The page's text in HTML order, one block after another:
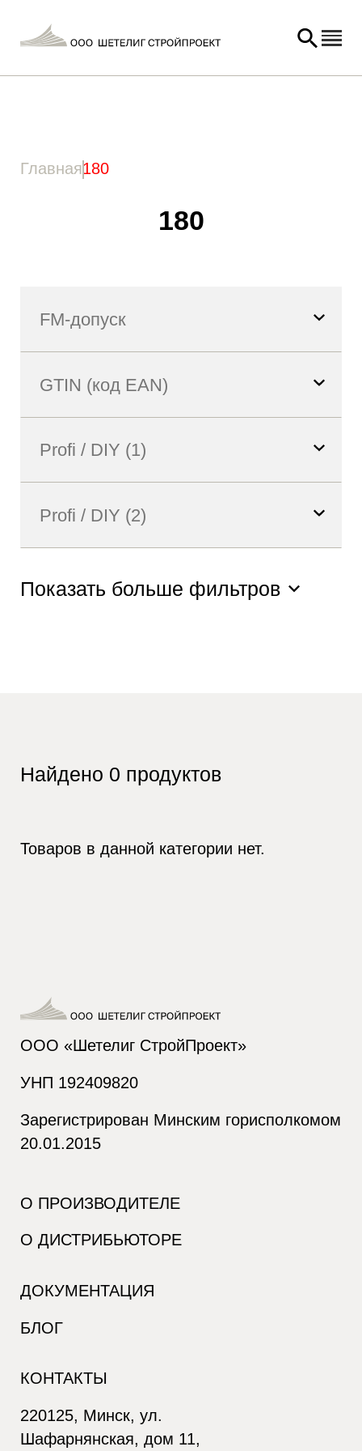
Главная180
180
Показать больше фильтров
Найдено 0 продуктов
Товаров в данной категории нет.
ООО «Шетелиг СтройПроект»
УНП 192409820
Зарегистрирован Минским горисполкомом
20.01.2015
О ПРОИЗВОДИТЕЛЕ
О ДИСТРИБЬЮТОРЕ
ДОКУМЕНТАЦИЯ
БЛОГ
КОНТАКТЫ
220125, Минск, ул.
Шафарнянская, дом 11,